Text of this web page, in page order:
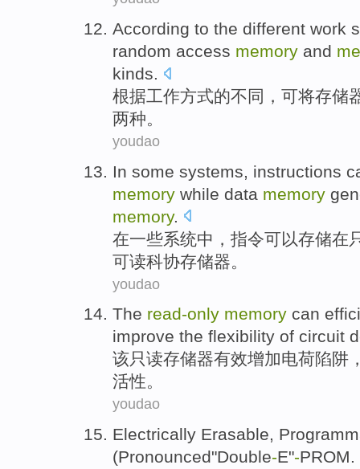
According to the different work
random access memory and
kinds.
根据工作方式的不同 ， 可将存储
两种。
youdao
In some systems instructions
memory while data memory
memory.
在一些系统中， 指令可以存储在
可读科协存储器。
youdao
The read-only memory can
improve the flexibility of circuit
该只读存储器有效增加电荷陷阱
活性。
youdao
Electrically Erasable,
(Pronounced"Double-E"-